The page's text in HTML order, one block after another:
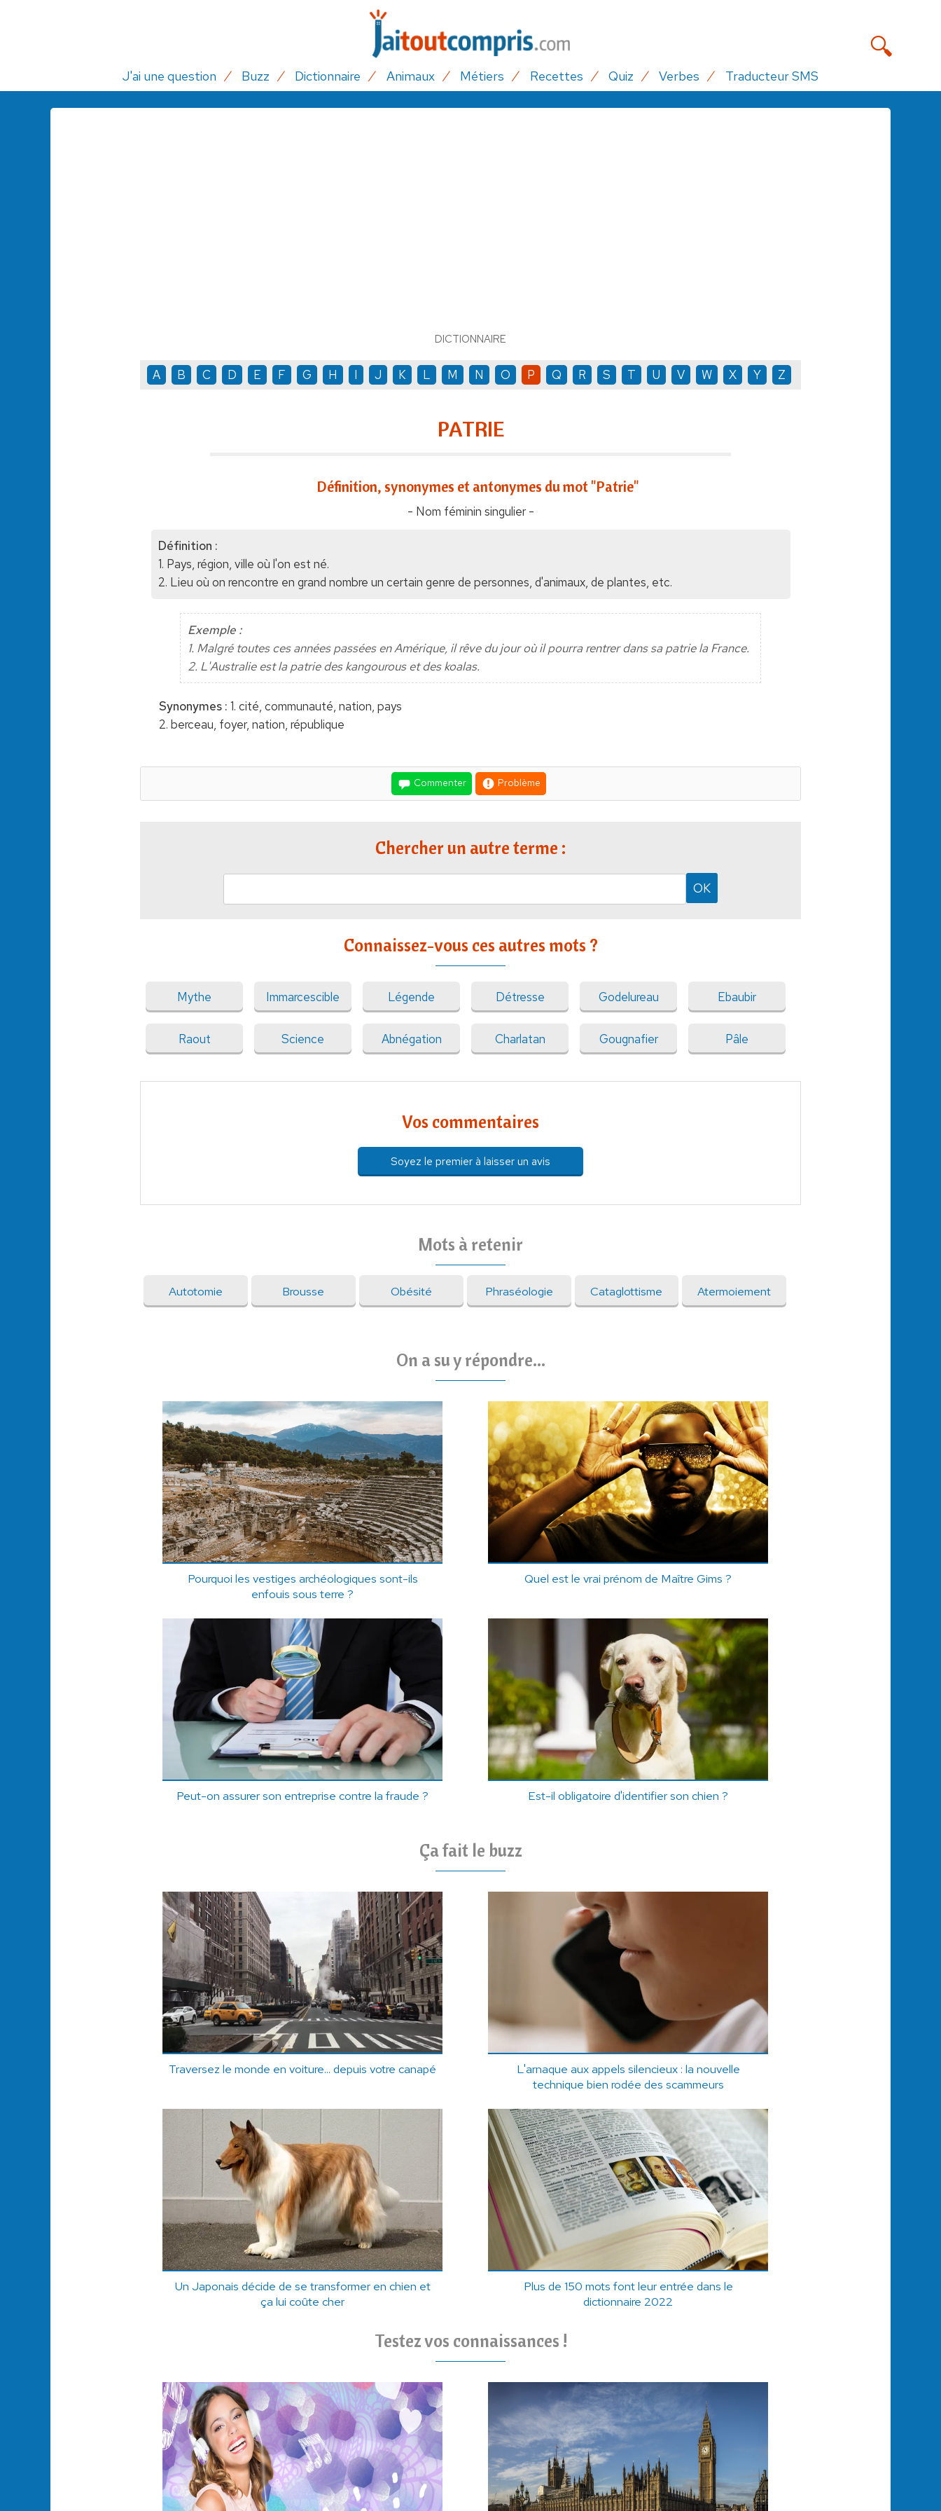
J'ai une question Buzz Dictionnaire Animaux Métiers Recettes Quiz Verbes Traducteur SMS
DICTIONNAIRE
A B C D E F G H I J K L M N O P Q R S T U V W X Y Z
PATRIE
Définition, synonymes et antonymes du mot "Patrie"
- Nom féminin singulier -
Définition :
1. Pays, région, ville où l'on est né.
2. Lieu où on rencontre en grand nombre un certain genre de personnes, d'animaux, de plantes, etc.
Exemple :
1. Malgré toutes ces années passées en Amérique, il rêve du jour où il pourra rentrer dans sa patrie la France.
2. L'Australie est la patrie des kangourous et des koalas.
Synonymes : 1. cité, communauté, nation, pays
2. berceau, foyer, nation, république
Commenter Problème
Chercher un autre terme :
Connaissez-vous ces autres mots ?
Mythe Immarcescible Légende Détresse Godelureau Ebaubir
Raout Science Abnégation Charlatan Gougnafier Pâle
Vos commentaires
Soyez le premier à laisser un avis
Mots à retenir
Autotomie Brousse Obésité Phraséologie Cataglottisme Atermoiement
On a su y répondre...
Pourquoi les vestiges archéologiques sont-ils
enfouis sous terre ?
Quel est le vrai prénom de Maître Gims ?
Peut-on assurer son entreprise contre la fraude ? Est-il obligatoire d'identifier son chien ?
Ça fait le buzz
Traversez le monde en voiture... depuis votre canapé
L'arnaque aux appels silencieux : la nouvelle
technique bien rodée des scammeurs
Un Japonais décide de se transformer en chien et
ça lui coûte cher
Plus de 150 mots font leur entrée dans le
dictionnaire 2022
Testez vos connaissances !